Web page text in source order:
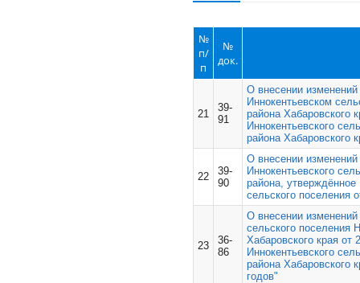
№
п/
п
№
док.
21
39-
91
О внесении
Иннокентьевском
района Хабаровского
Иннокентьевского
района Хабаровского
22
39-
90
О внесении
Иннокентьевского
района,
сельского поселения
23
36-
86
О внесении изменений
сельского поселения
Хабаровского края
Иннокентьевского
района Хабаровского
годов"